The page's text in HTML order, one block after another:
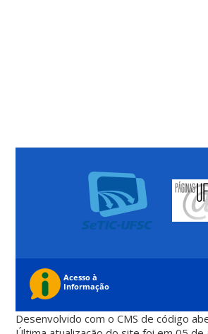
Desenvolvido com o CMS de código